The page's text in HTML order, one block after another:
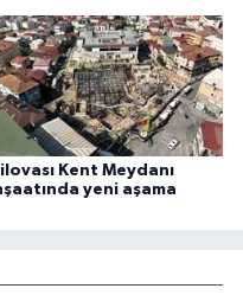
Kent Meydanı
yeni aşama